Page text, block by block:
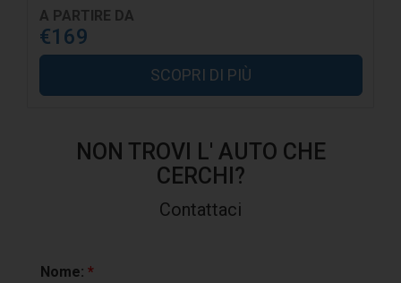
A PARTIRE DA
€169
SCOPRI DI PIÙ
NON TROVI L' AUTO CHE
CERCHI?
Contattaci
Nome: *